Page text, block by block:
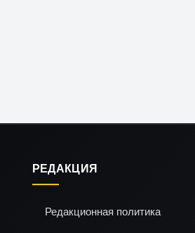
РЕДАКЦИЯ
Редакционная политика